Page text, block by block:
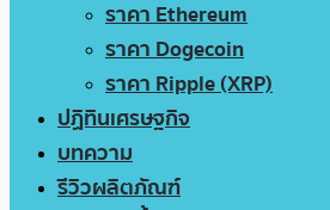
ราคา Ethereum
ราคา Dogecoin
ราคา Ripple (XRP)
ปฏิทินเศรษฐกิจ
บทความ
รีวิวผลิตภัณฑ์